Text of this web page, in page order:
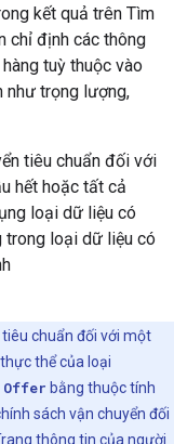
kết quả trên Tìm
chỉ định các thông
tuỳ thuộc vào
như trọng lượng,
tiêu chuẩn đối với
hết hoặc tất cả
loại dữ liệu có
trong loại dữ liệu có
tiêu chuẩn đối với một
thể của loại
Offer bằng thuộc tính
sách vận chuyển đối
thông tin của người